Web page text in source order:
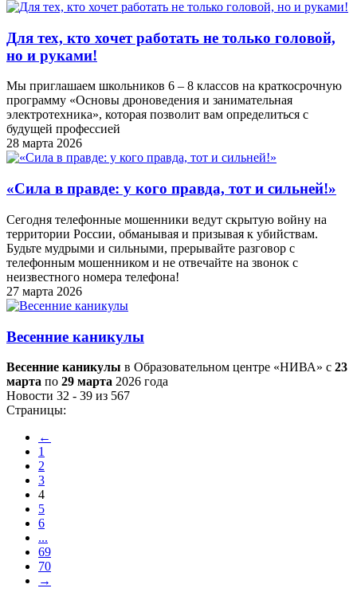
Для тех, кто хочет работать не только головой,
но и руками!
Мы приглашаем школьников 6 – 8 классов на краткосрочную
программу «Основы дроноведения и занимательная
электротехника», которая позволит вам определиться с
будущей профессией
28 марта 2026
«Cила в правде: у кого правда, тот и сильней!»
Сегодня телефонные мошенники ведут скрытую войну на
территории России, обманывая и призывая к убийствам.
Будьте мудрыми и сильными, прерывайте разговор с
телефонным мошенником и не отвечайте на звонок с
неизвестного номера телефона!
27 марта 2026
Весенние каникулы
Весенние каникулы в Образовательном центре «НИВА» с 23
марта по 29 марта 2026 года
Новости 32 - 39 из 567
Страницы:
←
1
2
3
4
5
6
...
69
70
→